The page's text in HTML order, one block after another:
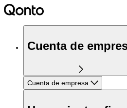
Cuenta de
Cuenta de empresa